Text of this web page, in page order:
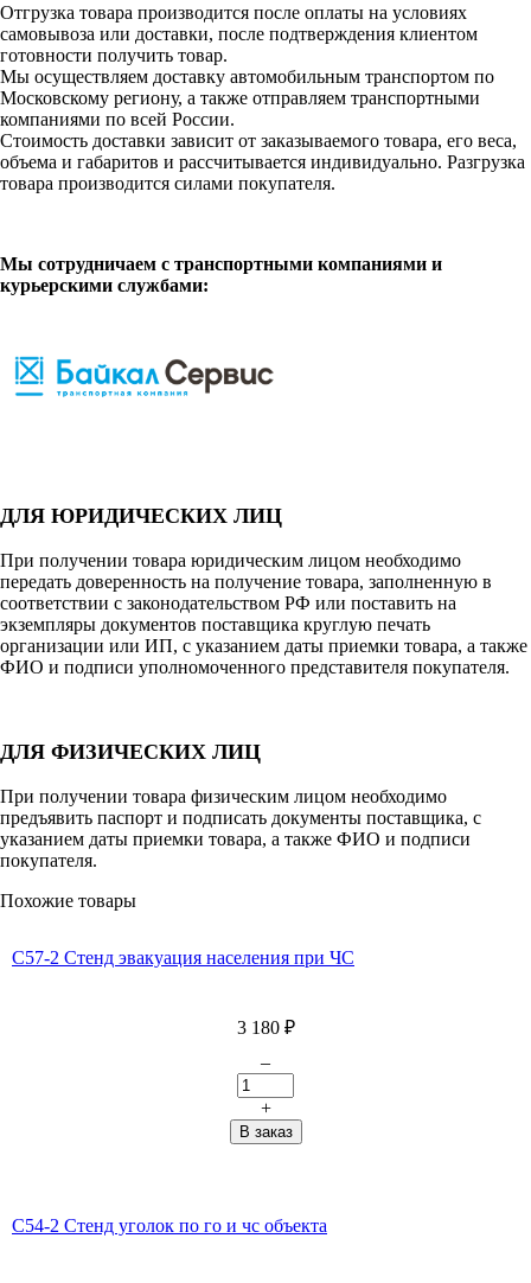
Отгрузка товара производится после оплаты на условиях
самовывоза или доставки, после подтверждения клиентом
готовности получить товар.
Мы осуществляем доставку автомобильным транспортом по
Московскому региону, а также отправляем транспортными
компаниями по всей России.
Стоимость доставки зависит от заказываемого товара, его веса,
объема и габаритов и рассчитывается индивидуально. Разгрузка
товара производится силами покупателя.
Мы сотрудничаем с транспортными компаниями и
курьерскими службами:
ДЛЯ ЮРИДИЧЕСКИХ ЛИЦ
При получении товара юридическим лицом необходимо
передать доверенность на получение товара, заполненную в
соответствии с законодательством РФ или поставить на
экземпляры документов поставщика круглую печать
организации или ИП, с указанием даты приемки товара, а также
ФИО и подписи уполномоченного представителя покупателя.
ДЛЯ ФИЗИЧЕСКИХ ЛИЦ
При получении товара физическим лицом необходимо
предъявить паспорт и подписать документы поставщика, с
указанием даты приемки товара, а также ФИО и подписи
покупателя.
Похожие товары
С57-2 Стенд эвакуация населения при ЧС
3 180 ₽
–
+
С54-2 Стенд уголок по го и чс объекта